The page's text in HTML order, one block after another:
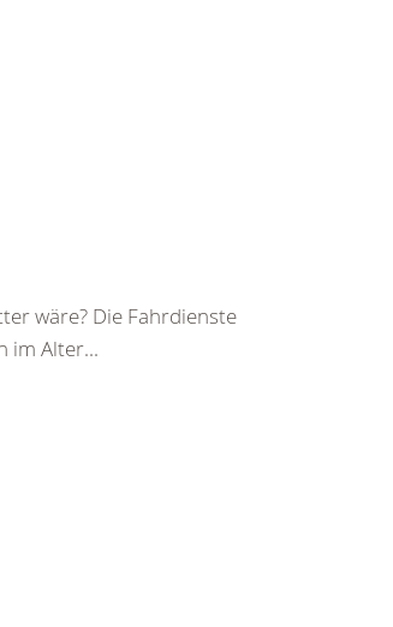
wäre? Die Fahrdienste
im Alter...